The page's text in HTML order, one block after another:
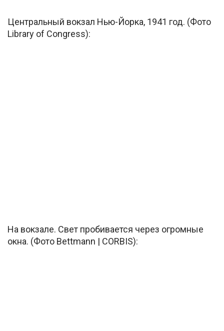
Центральный вокзал Нью-Йорка, 1941 год. (Фото
Library of Congress):
На вокзале. Свет пробивается через огромные
окна. (Фото Bettmann | CORBIS):